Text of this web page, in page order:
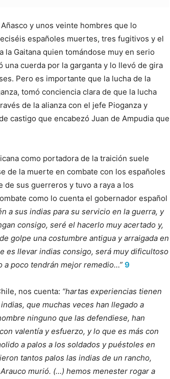
y unos veinte hombres que lo
españoles muertes, tres fugitivos y el
Gaitana quien tomándose muy en serio
cuerda por la garganta y lo llevó de gira
Pero es importante que la lucha de la
tomó conciencia clara de que la lucha
de la alianza con el jefe Pioganza y
castigo que encabezó Juan de Ampudia que
como portadora de la traición suele
de la muerte en combate con los españoles
sus guerreros y tuvo a raya a los
como lo cuenta el gobernador español
a sus indias para su servicio en la guerra, y
consigo, seré el hacerlo muy acertado y,
golpe una costumbre antigua y arraigada en
es llevar indias consigo, será muy dificultoso
a poco tendrán mejor remedio…” 9
nos cuenta: “hartas experiencias tienen
que muchas veces han llegado a
ninguno que las defendiese, han
valentía y esfuerzo, y lo que es más con
a palos a los soldados y puéstoles en
tantos palos las indias de un rancho,
murió. (…) hemos menester rogar a